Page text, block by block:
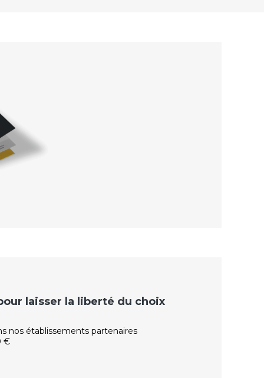
laisser la liberté du choix
nos établissements partenaires
€